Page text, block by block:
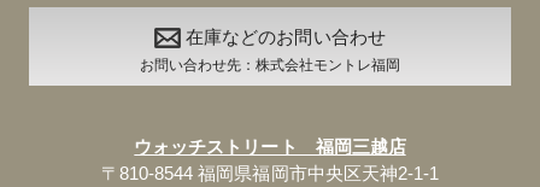
在庫などのお問い合わせ
お問い合わせ先：株式会社モントレ福岡
ウォッチストリート 福岡三越店
〒810-8544 福岡県福岡市中央区天神2-1-1